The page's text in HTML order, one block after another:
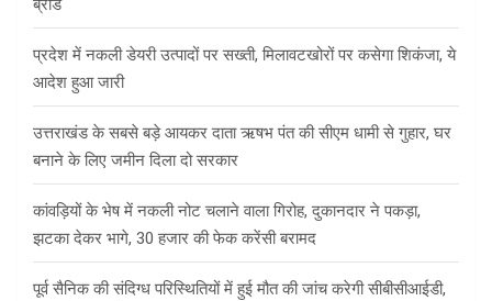
ब्रांड
प्रदेश में नकली डेयरी उत्पादों पर सख्ती, मिलावटखोरों पर कसेगा शिकंजा, ये
आदेश हुआ जारी
उत्तराखंड के सबसे बड़े आयकर दाता ऋषभ पंत की सीएम धामी से गुहार, घर
बनाने के लिए जमीन दिला दो सरकार
कांवड़ियों के भेष में नकली नोट चलाने वाला गिरोह, दुकानदार ने पकड़ा,
झटका देकर भागे, 30 हजार की फेक करेंसी बरामद
पूर्व सैनिक की संदिग्ध परिस्थितियों में हुई मौत की जांच करेगी सीबीसीआईडी,